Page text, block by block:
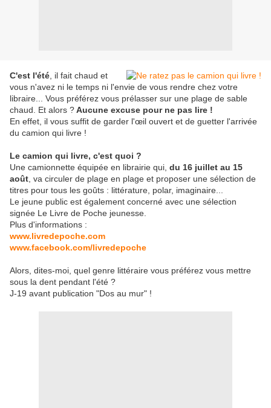
C'est l'été , il fait chaud et
vous n'avez ni le temps ni l'envie de vous rendre chez votre
libraire... Vous préférez vous prélasser sur une plage de sable
chaud. Et alors ?Aucune excuse pour ne pas lire !
En effet, il vous suffit de garder l'œil ouvert et de guetter l'arrivée
du camion qui livre !
Le camion qui livre, c'est quoi ?
Une camionnette équipée en librairie qui, du 16 juillet au 15
août , va circuler de plage en plage et proposer une sélection de
titres pour tous les goûts : littérature, polar, imaginaire...
Le jeune public est également concerné avec une sélection
signée Le Livre de Poche jeunesse.
Plus d'informations :
www.livredepoche.com
www.facebook.com/livredepoche
Alors, dites-moi, quel genre littéraire vous préférez vous mettre
sous la dent pendant l'été ?
J-19 avant publication "Dos au mur" !